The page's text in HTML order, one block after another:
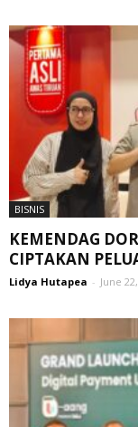
BISNIS
KEMENDAG
CIPTAKAN
Lidya Hutapea - June